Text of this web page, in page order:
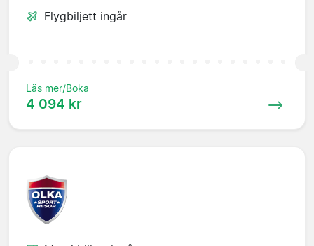
Flygbiljett ingår
Läs mer/Boka
4 094 kr